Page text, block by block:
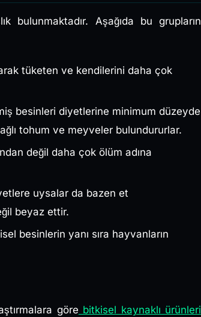
bulunmaktadır. Aşağıda bu grupların
tüketen ve kendilerini daha çok
besinleri diyetlerine minimum düzeyde
tohum ve meyveler bulundururlar.
değil daha çok ölüm adına
uysalar da bazen et
beyaz ettir.
besinlerin yanı sıra hayvanların
göre bitkisel kaynaklı ürünleri